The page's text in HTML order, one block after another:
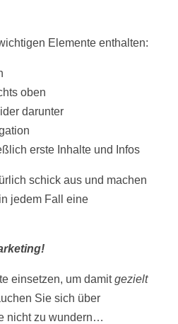
Elemente enthalten:
oben
darunter
erste Inhalte und Infos
schick aus und machen
jedem Fall eine
einsetzen, um damitgezielt
Sie sich über
nicht zu wundern…